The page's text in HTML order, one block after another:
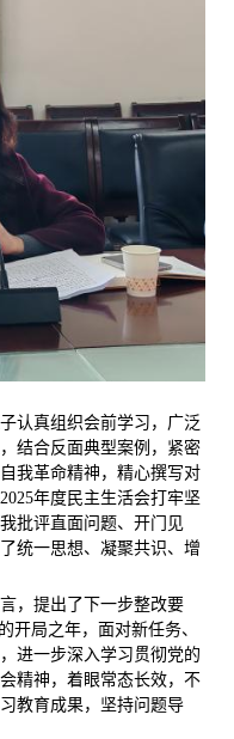
认真组织会前学习，广泛
结合反面典型案例，紧密
我革命精神，精心撰写对
年度民主生活会打牢坚
批评直面问题、开门见
统一思想、凝聚共识、增
，提出了下一步整改要
开局之年，面对新任务、
进一步深入学习贯彻党的
精神，着眼常态长效，不
教育成果，坚持问题导